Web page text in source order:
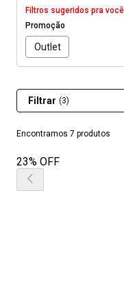
Filtros sugeridos pra você
Promoção
Outlet
Encontramos 7 produtos
Filtrar (3)
23% OFF